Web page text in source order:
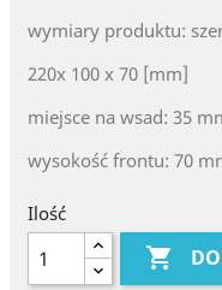
wymiary produktu:
220x 100 x 70 [mm]
miejsce na wsad: 35
wysokość frontu: 70
Ilość
